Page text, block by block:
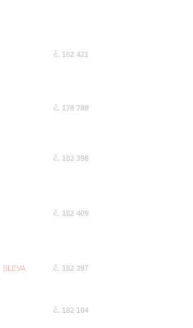
č. 182 421
č. 178 789
č. 182 398
č. 182 409
SLEVA č. 182 397
č. 182 104